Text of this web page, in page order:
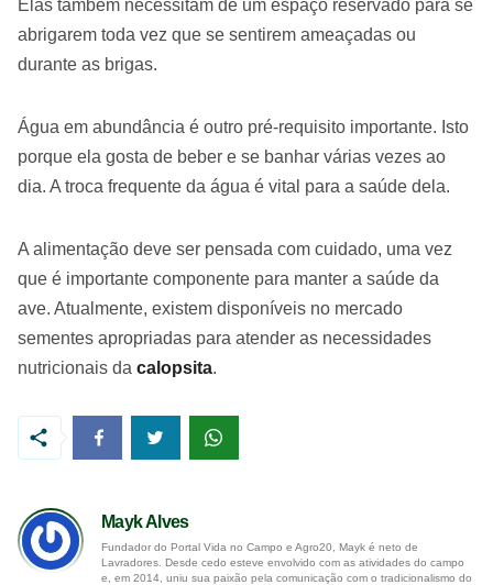
Elas também necessitam de um espaço reservado para se
abrigarem toda vez que se sentirem ameaçadas ou
durante as brigas.
Água em abundância é outro pré-requisito importante. Isto
porque ela gosta de beber e se banhar várias vezes ao
dia. A troca frequente da água é vital para a saúde dela.
A alimentação deve ser pensada com cuidado, uma vez
que é importante componente para manter a saúde da
ave. Atualmente, existem disponíveis no mercado
sementes apropriadas para atender as necessidades
nutricionais da calopsita.
Mayk Alves
Fundador do Portal Vida no Campo e Agro20, Mayk é neto de
Lavradores. Desde cedo esteve envolvido com as atividades do campo
e, em 2014, uniu sua paixão pela comunicação com o tradicionalismo do